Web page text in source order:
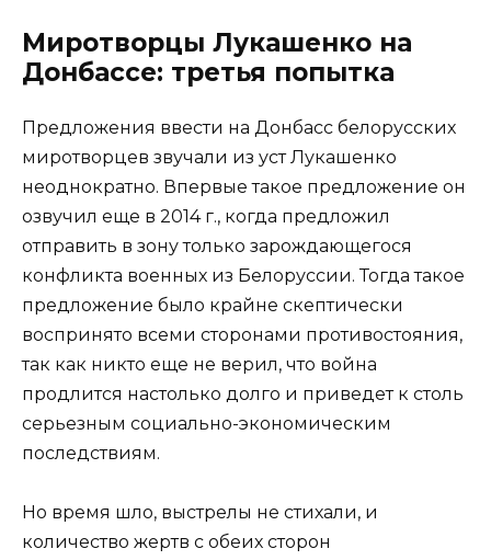
Миротворцы Лукашенко на
Донбассе: третья попытка
Предложения ввести на Донбасс белорусских
миротворцев звучали из уст Лукашенко
неоднократно. Впервые такое предложение он
озвучил еще в 2014 г., когда предложил
отправить в зону только зарождающегося
конфликта военных из Белоруссии. Тогда такое
предложение было крайне скептически
воспринято всеми сторонами противостояния,
так как никто еще не верил, что война
продлится настолько долго и приведет к столь
серьезным социально-экономическим
последствиям.
Но время шло, выстрелы не стихали, и
количество жертв с обеих сторон